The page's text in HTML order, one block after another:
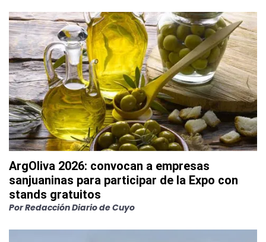
ArgOliva 2026: convocan a empresas
sanjuaninas para participar de la Expo con
stands gratuitos
PorRedacción Diario de Cuyo